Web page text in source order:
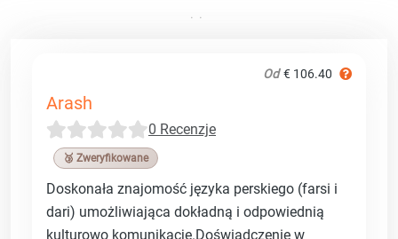
Od € 106.40
Arash
0 Recenzje
🥉 Zweryfikowane
Doskonała znajomość języka perskiego (farsi i
dari) umożliwiająca dokładną i odpowiednią
kulturowo komunikację.Doświadczenie w